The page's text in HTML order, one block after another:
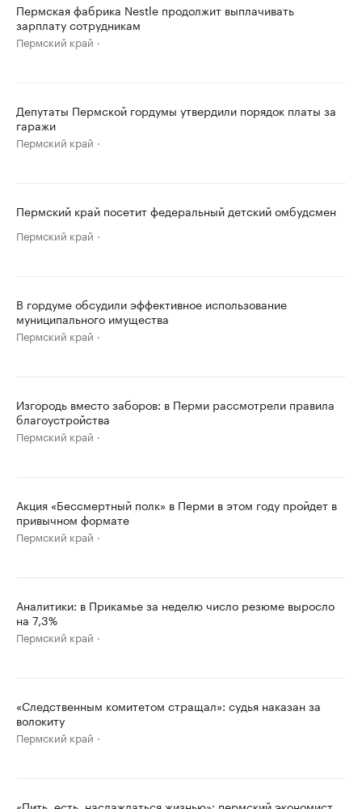
Пермская фабрика Nestle продолжит выплачивать
зарплату сотрудникам
Пермский край
Депутаты Пермской гордумы утвердили порядок платы за
гаражи
Пермский край
Пермский край посетит федеральный детский омбудсмен
Пермский край
В гордуме обсудили эффективное использование
муниципального имущества
Пермский край
Изгородь вместо заборов: в Перми рассмотрели правила
благоустройства
Пермский край
Акция «Бессмертный полк» в Перми в этом году пройдет в
привычном формате
Пермский край
Аналитики: в Прикамье за неделю число резюме выросло
на 7,3%
Пермский край
«Следственным комитетом стращал»: судья наказан за
волокиту
Пермский край